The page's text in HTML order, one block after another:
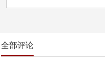
全部评论